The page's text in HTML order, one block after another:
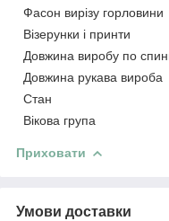
Фасон вирізу горловини
Візерунки і принти
Довжина виробу по
Довжина рукава вироба
Стан
Вікова група
Приховати
Умови доставки